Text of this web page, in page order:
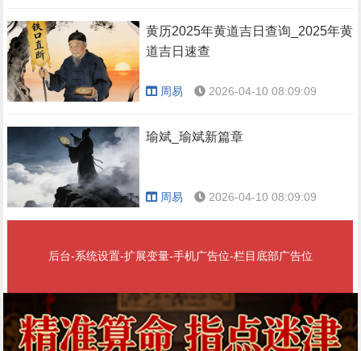
黄历2025年黄道吉日查询_2025年黄
道吉日速查
周易 2026-04-10 08:09:09
瑜斌_瑜斌新篇章
周易 2026-04-10 08:09:09
后台-系统设置-扩展变量-手机广告位-栏目底部广告位